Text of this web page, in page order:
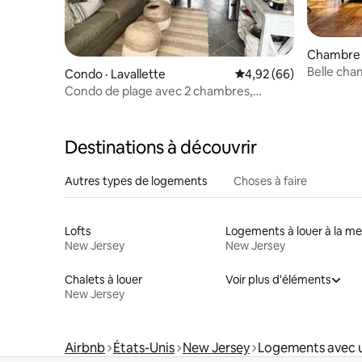
Condo · Lavallette Note moyenne de
4,92 (66)
Condo de plage avec 2 chambres,
Chambre
ork
Belle
Destinations à découvrir
Autres types de logements Choses à faire
Lofts
New Jersey
Logements à louer à la
New Jersey
Chalets à louer
New Jersey
Voir plus d'éléments
Airbnb États-Unis New Jersey Logements avec